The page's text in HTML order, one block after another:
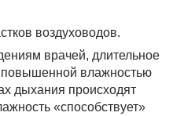
воздуховодов.
врачей, длительное
влажностью
дыхания происходят
«способствует»